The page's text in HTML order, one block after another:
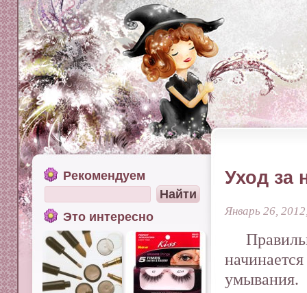
Уход за
Январь 26,
Рекомендуем
Это интересно